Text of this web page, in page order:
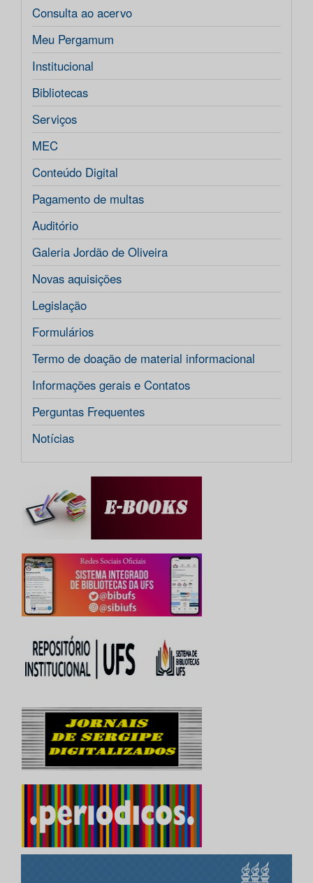
Consulta ao acervo
Meu Pergamum
Institucional
Bibliotecas
Serviços
MEC
Conteúdo Digital
Pagamento de multas
Auditório
Galeria Jordão de Oliveira
Novas aquisições
Legislação
Formulários
Termo de doação de material informacional
Informações gerais e Contatos
Perguntas Frequentes
Notícias